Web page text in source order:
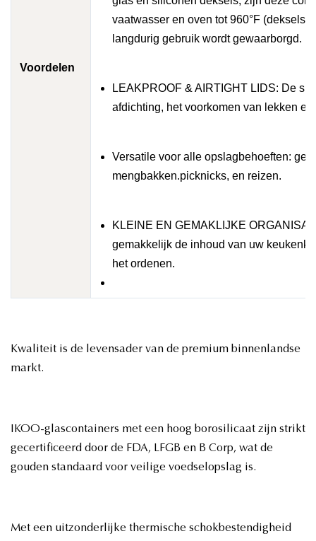
Voordelen
vaatwasser en oven tot 960°F (deksels
langdurig gebruik wordt gewaarborgd.
LEAKPROOF & AIRTIGHT LIDS: De
afdichting, het voorkomen van lekken
Versatile voor alle opslagbehoeften:
mengbakken.picknicks, en reizen.
KLEINE EN GEMAKLIJKE
gemakkelijk de inhoud van uw
het ordenen.
Kwaliteit is de levensader van de premium binnenlandse
markt.
IKOO-glascontainers met een hoog borosilicaat zijn strikt
gecertificeerd door de FDA, LFGB en B Corp, wat de
gouden standaard voor veilige voedselopslag is.
Met een uitzonderlijke thermische schokbestendigheid